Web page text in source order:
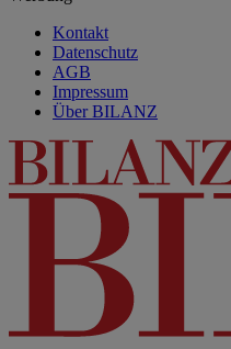
Kontakt
Datenschutz
AGB
Impressum
Über BILANZ